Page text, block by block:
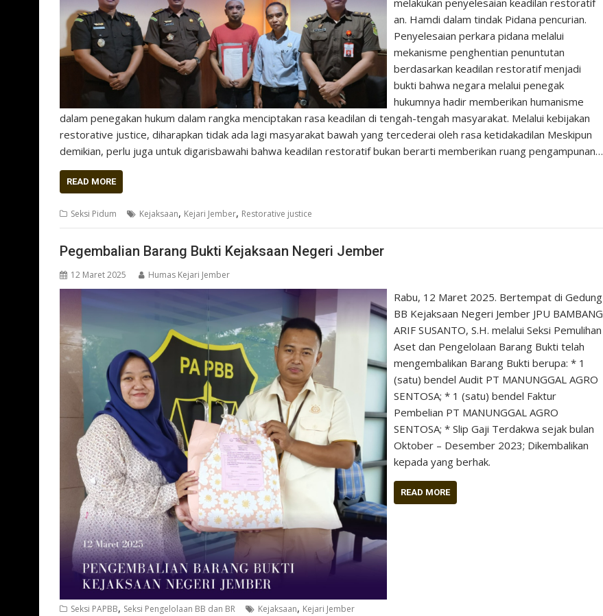
an. Hamdi dalam tindak Pidana pencurian.
Penyelesaian perkara pidana melalui
mekanisme penghentian penuntutan
berdasarkan keadilan restoratif menjadi
bukti bahwa negara melalui penegak
hukumnya hadir memberikan humanisme
dalam penegakan hukum dalam rangka menciptakan rasa keadilan di tengah-tengah masyarakat. Melalui kebijakan
restorative justice, diharapkan tidak ada lagi masyarakat bawah yang tercederai oleh rasa ketidakadilan Meskipun
demikian, perlu juga untuk digarisbawahi bahwa keadilan restoratif bukan berarti memberikan ruang pengampunan…
READ MORE
Seksi Pidum Kejaksaan, Kejari Jember, Restorative justice
Pegembalian Barang Bukti Kejaksaan Negeri Jember
12 Maret 2025 Humas Kejari Jember
Rabu, 12 Maret 2025. Bertempat di Gedung
BB Kejaksaan Negeri Jember JPU BAMBANG
ARIF SUSANTO, S.H. melalui Seksi Pemulihan
Aset dan Pengelolaan Barang Bukti telah
mengembalikan Barang Bukti berupa: * 1
(satu) bendel Audit PT MANUNGGAL AGRO
SENTOSA; * 1 (satu) bendel Faktur
Pembelian PT MANUNGGAL AGRO
SENTOSA; * Slip Gaji Terdakwa sejak bulan
Oktober – Desember 2023; Dikembalikan
kepada yang berhak.
READ MORE
Seksi PAPBB, Seksi Pengelolaan BB dan BR Kejaksaan, Kejari Jember